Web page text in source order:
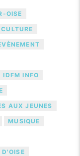
OISE
CULTURE
IDFM INFO
AUX JEUNES
MUSIQUE